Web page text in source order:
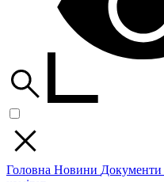
Головна Новини Документи